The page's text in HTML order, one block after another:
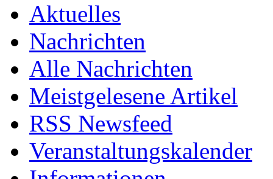
Aktuelles
Nachrichten
Alle Nachrichten
Meistgelesene Artikel
RSS Newsfeed
Veranstaltungskalender